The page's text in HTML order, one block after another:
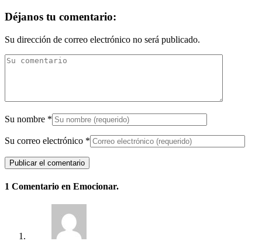
Déjanos tu comentario:
Su dirección de correo electrónico no será publicado.
Su nombre *
Su correo electrónico *
1 Comentario en Emocionar.